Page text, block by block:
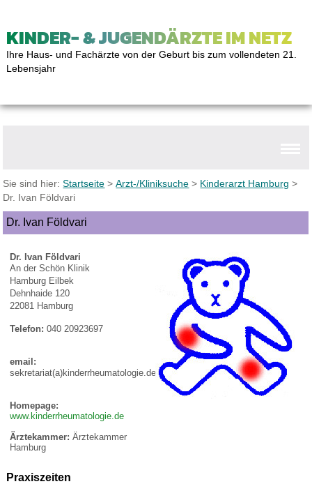
KINDER- & JUGENDÄRZTE IM NETZ
Ihre Haus- und Fachärzte von der Geburt bis zum vollendeten 21.
Lebensjahr
Sie sind hier:Startseite >Arzt-/Kliniksuche > Kinderarzt Hamburg >
Dr. Ivan Földvari
Dr. Ivan Földvari
Dr. Ivan Földvari
An der Schön Klinik
Hamburg Eilbek
Dehnhaide 120
22081 Hamburg
Telefon: 040 20923697
email:
sekretariat(a)kinderrheumatologie.de
Homepage:
www.kinderrheumatologie.de
Ärztekammer: Ärztekammer
Hamburg
Praxiszeiten